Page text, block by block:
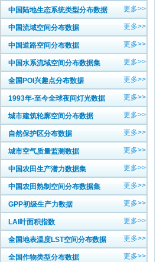
中国陆地生态系统类型分布数据 更多>>
中国流域空间分布数据 更多>>
中国道路空间分布数据 更多>>
中国水系流域空间分布数据集 更多>>
全国POI兴趣点分布数据 更多>>
1993年-至今全球夜间灯光数据 更多>>
城市建筑轮廓空间分布数据 更多>>
自然保护区分布数据 更多>>
城市空气质量监测数据 更多>>
中国农田生产潜力数据集 更多>>
中国农田熟制空间分布数据集 更多>>
GPP初级生产力数据 更多>>
LAI叶面积指数 更多>>
全国地表温度LST空间分布数据 更多>>
全国作物类型分布数据 更多>>